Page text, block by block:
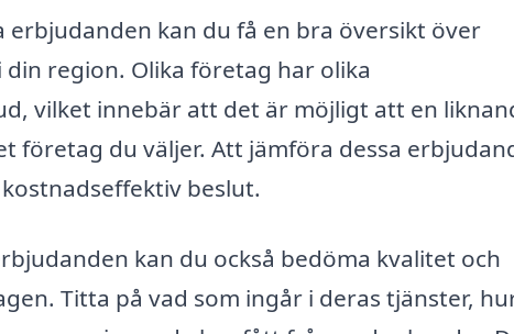
kan du få en bra översikt över
region. Olika företag har olika
vilket innebär att det är möjligt att en
företag du väljer. Att jämföra dessa
beslut.
kan du också bedöma kvalitet och
Titta på vad som ingår i deras tjänster,